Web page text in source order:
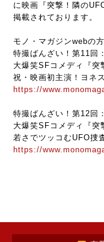
に映画『突撃！隣の
掲載されております。
モノ・マガジンwebの
特撮ばんざい！第11回：
大爆笑SFコメディ『突
祝・映画初主演！ヨネ
https://
特撮ばんざい！第12回：
大爆笑SFコメディ『突
若さでツッコむUFO捜
https://